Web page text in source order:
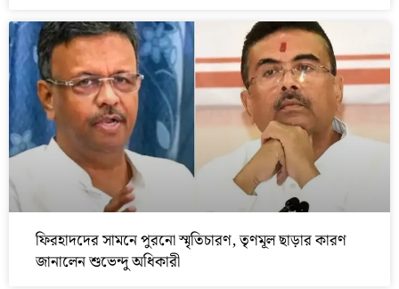
ফিরহাদদের সামনে পুরনো স্মৃতিচারণ, তৃণমূল ছাড়ার কারণ
জানালেন শুভেন্দু অধিকারী